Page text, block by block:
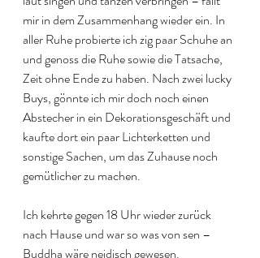
mir in dem Zusammenhang wieder ein. In
aller Ruhe probierte ich zig paar Schuhe an
und genoss die Ruhe sowie die Tatsache,
Zeit ohne Ende zu haben. Nach zwei lucky
Buys, gönnte ich mir doch noch einen
Abstecher in ein Dekorationsgeschäft und
kaufte dort ein paar Lichterketten und
sonstige Sachen, um das Zuhause noch
gemütlicher zu machen.
Ich kehrte gegen 18 Uhr wieder zurück
nach Hause und war so was von sen –
Buddha wäre neidisch gewesen.